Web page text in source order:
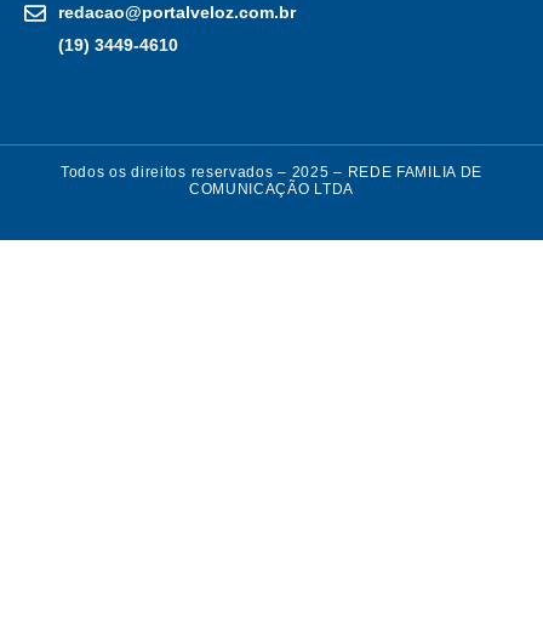
redacao@portalveloz.com.br
(19) 3449-4610
Todos os direitos reservados – 2025 – REDE FAMILIA DE
COMUNICAÇÃO LTDA